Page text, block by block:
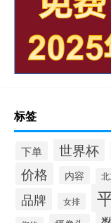
标签
下单 世界杯
价格 内容
品牌 女排